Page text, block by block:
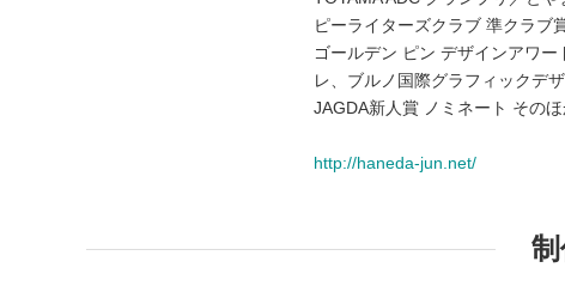
ピーライターズクラブ 準クラブ
ゴールデン ピン デザインアワ
レ、ブルノ国際グラフィックデ
JAGDA新人賞 ノミネート その
http://haneda-jun.net/